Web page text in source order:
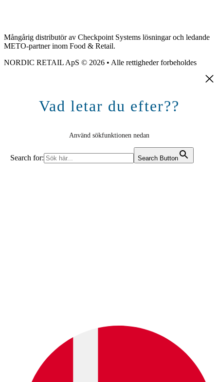
Mångårig distributör av Checkpoint Systems lösningar och ledande
METO-partner inom Food & Retail.
NORDIC RETAIL ApS © 2026 • Alle rettigheder forbeholdes
Vad letar du efter??
Använd sökfunktionen nedan
Search for: Search Button